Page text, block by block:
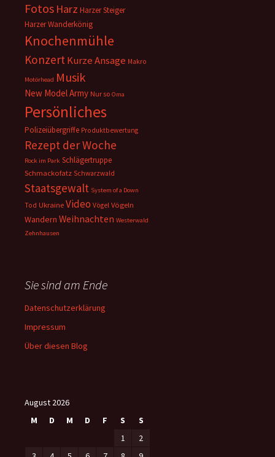
Fotos Harz Harzer Steiger
Harzer Wanderkönig
Knochenmühle
KonzertKurze Ansage Makro
Motörhead Musik
New Model Army Nur so Oma
Persönliches
Polizeiübergriffe Produktbewertung
Rezept der Woche
Rock im Park Schlägertruppe
Schmackofatz Schwarzwald
Staatsgewalt System of a Down
Tod Ukraine Video Vögel Vögeln
Wandern Weihnachten Westerwald
Zehnhausen
Sie sind am Ende
Datenschutzerklärung
Impressum
Über diesen Blog
August 2026
M
D M D F S
S
1
2